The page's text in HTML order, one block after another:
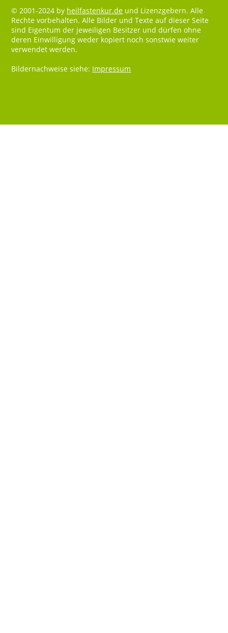
© 2001-2024 by heilfastenkur.de und Lizenzgebern. Alle
Rechte vorbehalten. Alle Bilder und Texte auf dieser Seite
sind Eigentum der jeweiligen Besitzer und dürfen ohne
deren Einwilligung weder kopiert noch sonstwie weiter
verwendet werden.
Bildernachweise siehe: Impressum